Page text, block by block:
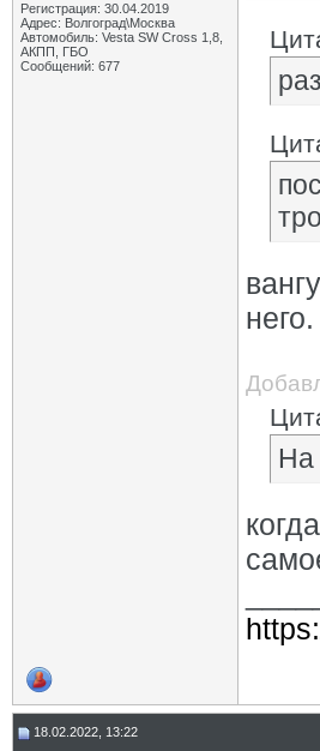
Регистрация: 30.04.2019
Адрес: Волгоград\Москва
Автомобиль: Vesta SW Cross 1,8,
АКПП, ГБО
Сообщений: 677
На
18.02.2022, 13:22